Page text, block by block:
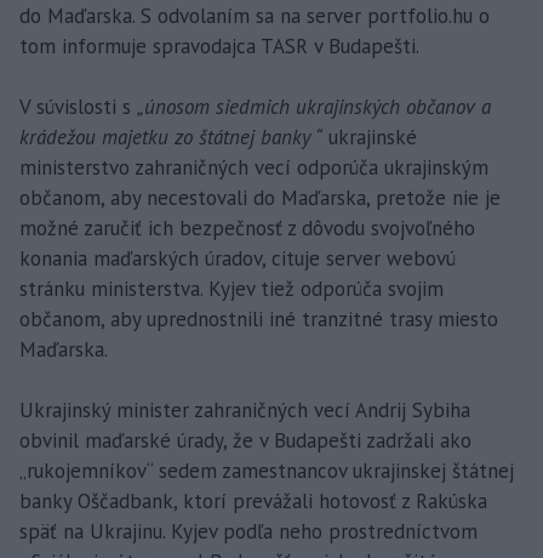
do Maďarska. S odvolaním sa na server portfolio.hu o
tom informuje spravodajca TASR v Budapešti.
V súvislosti s „únosom siedmich ukrajinských občanov a
krádežou majetku zo štátnej banky “ ukrajinské
ministerstvo zahraničných vecí odporúča ukrajinským
občanom, aby necestovali do Maďarska, pretože nie je
možné zaručiť ich bezpečnosť z dôvodu svojvoľného
konania maďarských úradov, cituje server webovú
stránku ministerstva. Kyjev tiež odporúča svojim
občanom, aby uprednostnili iné tranzitné trasy miesto
Maďarska.
Ukrajinský minister zahraničných vecí Andrij Sybiha
obvinil maďarské úrady, že v Budapešti zadržali ako
„rukojemníkov“ sedem zamestnancov ukrajinskej štátnej
banky Oščadbank, ktorí prevážali hotovosť z Rakúska
späť na Ukrajinu. Kyjev podľa neho prostredníctvom